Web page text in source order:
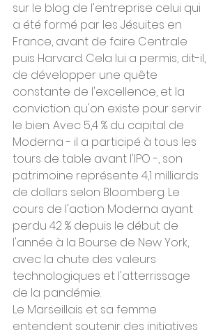
sur le blog de l'entreprise celui qui
a été formé par les Jésuites en
France, avant de faire Centrale
puis Harvard. Cela lui a permis, dit-il,
de développer une quête
constante de l'excellence, et la
conviction qu'on existe pour servir
le bien. Avec 5,4 % du capital de
Moderna - il a participé à tous les
tours de table avant l'IPO -, son
patrimoine représente 4,1 milliards
de dollars selon Bloomberg. Le
cours de l'action Moderna ayant
perdu 42 % depuis le début de
l'année à la Bourse de New York,
avec la chute des valeurs
technologiques et l'atterrissage
de la pandémie.
Le Marseillais et sa femme
entendent soutenir des initiatives